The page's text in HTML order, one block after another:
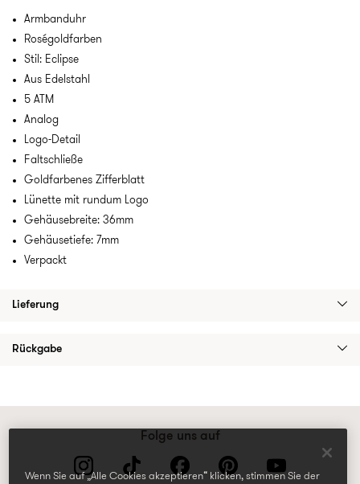
Armbanduhr
Roségoldfarben
Stil: Eclipse
Aus Edelstahl
5 ATM
Analog
Logo-Detail
Faltschließe
Goldfarbenes Zifferblatt
Lünette mit rundum Logo
Gehäusebreite: 36mm
Gehäusetiefe: 7mm
Verpackt
Lieferung
Rückgabe
Folge uns auf
Wenn Sie auf „Alle Cookies akzeptieren“ klicken, stimmen Sie der